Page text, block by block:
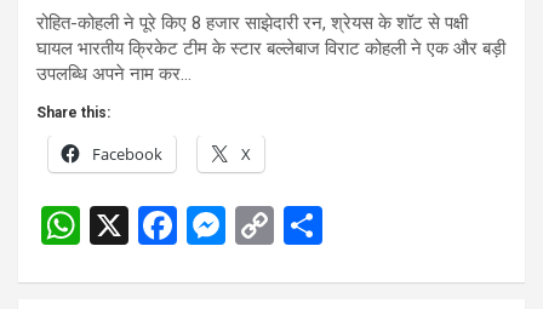
रोहित-कोहली ने पूरे किए 8 हजार साझेदारी रन, श्रेयस के शॉट से पक्षी
घायल भारतीय क्रिकेट टीम के स्टार बल्लेबाज विराट कोहली ने एक और बड़ी
उपलब्धि अपने नाम कर…
Share this:
Facebook X
W X
F
M C